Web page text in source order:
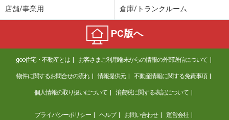
店舗/事業用 倉庫/トランクルーム
PC版へ
goo住宅・不動産とは お客さまご利用端末からの情報の外部送信について
物件に関するお問合せの流れ 情報提供元 不動産情報に関する免責事項
個人情報の取り扱いについて 消費税に関する表記について
プライバシーポリシー ヘルプ お問い合わせ 運営会社